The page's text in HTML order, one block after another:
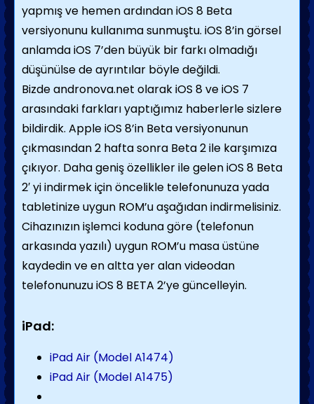
yapmış ve hemen ardından iOS 8 Beta
versiyonunu kullanıma sunmuştu. iOS 8’in görsel
anlamda iOS 7’den büyük bir farkı olmadığı
düşünülse de ayrıntılar böyle değildi.
Bizde andronova.net olarak iOS 8 ve iOS 7
arasındaki farkları yaptığımız haberlerle sizlere
bildirdik. Apple iOS 8’in Beta versiyonunun
çıkmasından 2 hafta sonra Beta 2 ile karşımıza
çıkıyor. Daha geniş özellikler ile gelen iOS 8 Beta
2′ yi indirmek için öncelikle telefonunuza yada
tabletinize uygun ROM’u aşağıdan indirmelisiniz.
Cihazınızın işlemci koduna göre (telefonun
arkasında yazılı) uygun ROM’u masa üstüne
kaydedin ve en altta yer alan videodan
telefonunuzu iOS 8 BETA 2’ye güncelleyin.
iPad:
iPad Air (Model A1474)
iPad Air (Model A1475)